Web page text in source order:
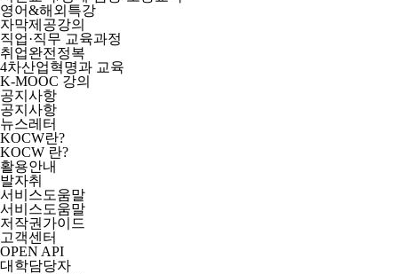
영어&해외특강
자막제공강의
직업·직무 교육과정
취업완전정복
4차산업혁명과 교육
K-MOOC 강의
공지사항
공지사항
뉴스레터
KOCW란?
KOCW 란?
활용안내
발자취
서비스도움말
서비스도움말
저작권가이드
고객센터
OPEN API
대학담당자